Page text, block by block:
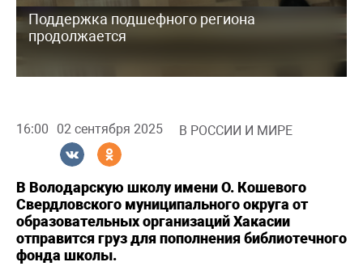
Поддержка подшефного региона
продолжается
16:00 02 сентября 2025 В РОССИИ И МИРЕ
В Володарскую школу имени О. Кошевого
Свердловского муниципального округа от
образовательных организаций Хакасии
отправится груз для пополнения библиотечного
фонда школы.